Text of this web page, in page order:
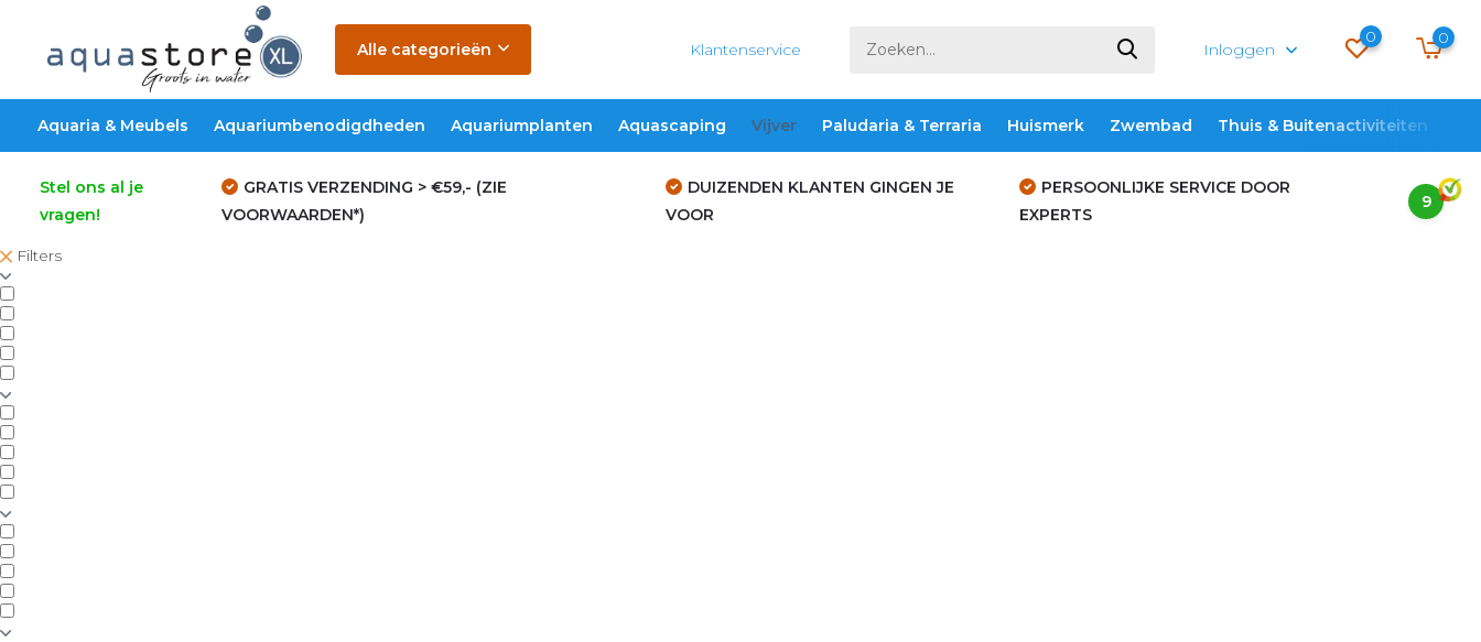
Alle categorieën Klantenservice Inloggen
0 0
Aquaria & Meubels Aquariumbenodigdheden Aquariumplanten Aquascaping Vijver Paludaria & Terraria Huismerk Zwembad Thuis & Buitenactiviteiten
Stel ons al je
vragen!
GRATIS VERZENDING > €59,- (ZIE
VOORWAARDEN*)
DUIZENDEN KLANTEN GINGEN JE
VOOR
PERSOONLIJKE SERVICE DOOR
EXPERTS
9
Filters